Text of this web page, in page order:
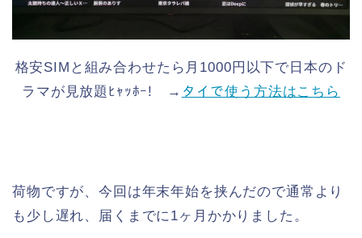
格安SIMと組み合わせたら月1000円以下で日本のド
ラマが見放題ﾋｬｯﾎｰ! → タイで使う方法はこちら
荷物ですが、今回は年末年始を挟んだので通常より
も少し遅れ、届くまでに1ヶ月かかりました。